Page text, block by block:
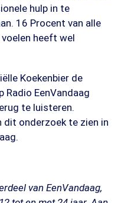
hulp in te
16 Procent van alle
heeft wel
Koekenbier de
EenVandaag
te luisteren.
dit onderzoek te zien in
van EenVandaag,